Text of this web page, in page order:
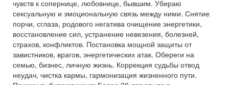
чувств к сопернице, любовнице, бывшим. Убираю
сексуальную и эмоциональную связь между ними. Снятие
порчи, сглаза, родового негатива очищение энергетики,
восстановление сил, устранение невезения, болезней,
страхов, конфликтов. Постановка мощной защиты от
завистников, врагов, энергетических атак. Обереги на
семью, бизнес, личную жизнь. Коррекция судьбы отвод
неудач, чистка кармы, гармонизация жизненного пути.